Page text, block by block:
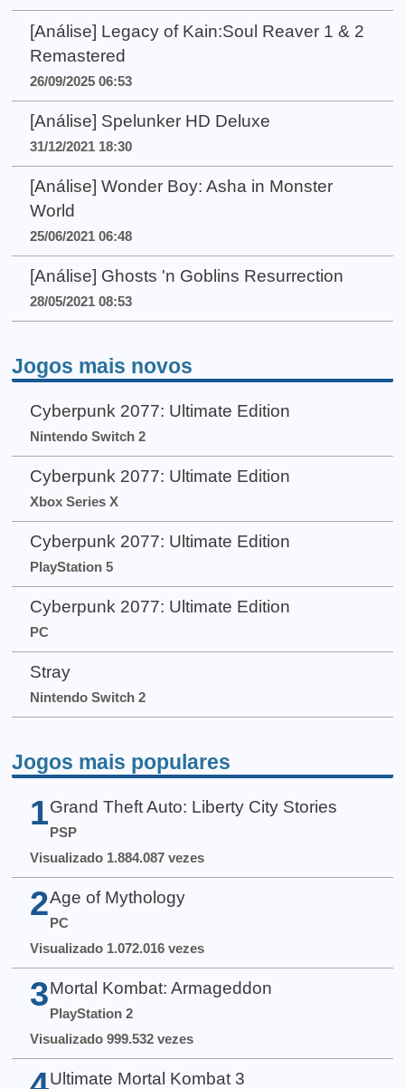
[Análise] Legacy of Kain:Soul Reaver 1 & 2
Remastered
26/09/2025 06:53
[Análise] Spelunker HD Deluxe
31/12/2021 18:30
[Análise] Wonder Boy: Asha in Monster
World
25/06/2021 06:48
[Análise] Ghosts 'n Goblins Resurrection
28/05/2021 08:53
Jogos mais novos
Cyberpunk 2077: Ultimate Edition
Nintendo Switch 2
Cyberpunk 2077: Ultimate Edition
Xbox Series X
Cyberpunk 2077: Ultimate Edition
PlayStation 5
Cyberpunk 2077: Ultimate Edition
PC
Stray
Nintendo Switch 2
Jogos mais populares
1 Grand Theft Auto: Liberty City Stories
PSP
Visualizado 1.884.087 vezes
2 Age of Mythology
PC
Visualizado 1.072.016 vezes
3 Mortal Kombat: Armageddon
PlayStation 2
Visualizado 999.532 vezes
Ultimate Mortal Kombat 3